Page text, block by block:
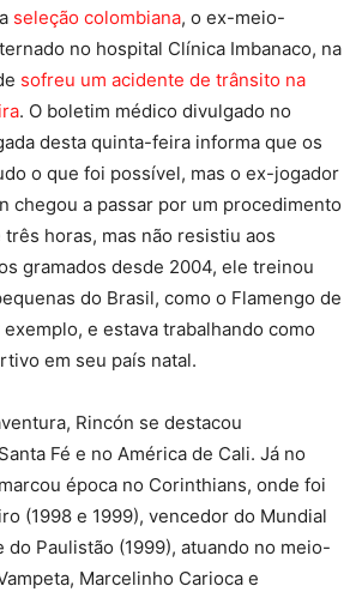
seleção colombiana, o ex-meio-
no hospital Clínica Imbanaco, na
sofreu um acidente de trânsito na
. O boletim médico divulgado no
desta quinta-feira informa que os
o que foi possível, mas o ex-jogador
chegou a passar por um procedimento
horas, mas não resistiu aos
gramados desde 2004, ele treinou
do Brasil, como o Flamengo de
e estava trabalhando como
em seu país natal.
Rincón se destacou
Fé e no América de Cali. Já no
época no Corinthians, onde foi
(1998 e 1999), vencedor do Mundial
do Paulistão (1999), atuando no meio-
Marcelinho Carioca e